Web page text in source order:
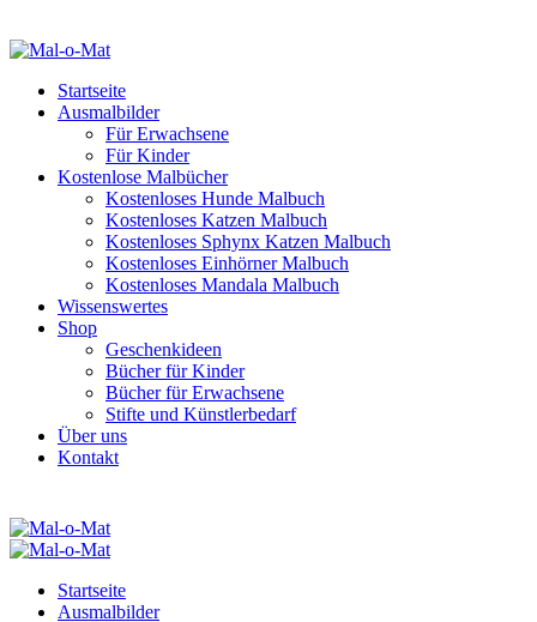
Startseite
Ausmalbilder
Für Erwachsene
Für Kinder
Kostenlose Malbücher
Kostenloses Hunde Malbuch
Kostenloses Katzen Malbuch
Kostenloses Sphynx Katzen Malbuch
Kostenloses Einhörner Malbuch
Kostenloses Mandala Malbuch
Wissenswertes
Shop
Geschenkideen
Bücher für Kinder
Bücher für Erwachsene
Stifte und Künstlerbedarf
Über uns
Kontakt
Startseite
Ausmalbilder